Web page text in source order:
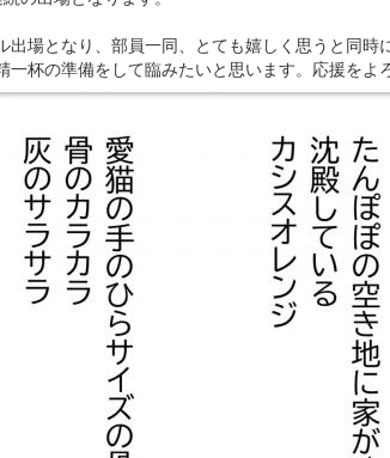
出場となり、部員一同、とても嬉しく思うと同
一杯の準備をして臨みたいと思います。応援をよ